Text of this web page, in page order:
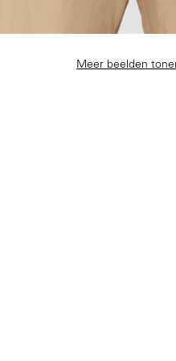
Meer beelden